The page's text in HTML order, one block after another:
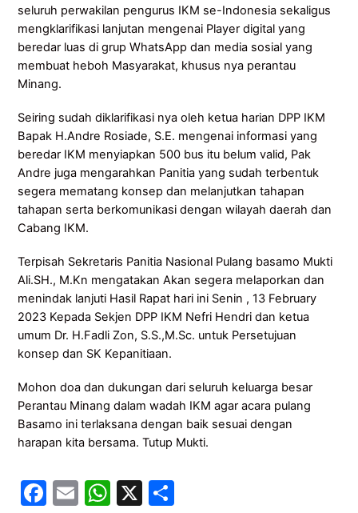
seluruh perwakilan pengurus IKM se-Indonesia sekaligus
mengklarifikasi lanjutan mengenai Player digital yang
beredar luas di grup WhatsApp dan media sosial yang
membuat heboh Masyarakat, khusus nya perantau
Minang.
Seiring sudah diklarifikasi nya oleh ketua harian DPP IKM
Bapak H.Andre Rosiade, S.E. mengenai informasi yang
beredar IKM menyiapkan 500 bus itu belum valid, Pak
Andre juga mengarahkan Panitia yang sudah terbentuk
segera mematang konsep dan melanjutkan tahapan
tahapan serta berkomunikasi dengan wilayah daerah dan
Cabang IKM.
Terpisah Sekretaris Panitia Nasional Pulang basamo Mukti
Ali.SH., M.Kn mengatakan Akan segera melaporkan dan
menindak lanjuti Hasil Rapat hari ini Senin , 13 February
2023 Kepada Sekjen DPP IKM Nefri Hendri dan ketua
umum Dr. H.Fadli Zon, S.S.,M.Sc. untuk Persetujuan
konsep dan SK Kepanitiaan.
Mohon doa dan dukungan dari seluruh keluarga besar
Perantau Minang dalam wadah IKM agar acara pulang
Basamo ini terlaksana dengan baik sesuai dengan
harapan kita bersama. Tutup Mukti.
F
E
W X